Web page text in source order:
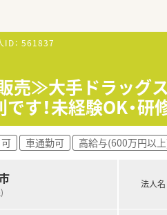
： 561837
販売≫大手ドラッ
です！未経験OK・
車通勤可 高給与(600万円以
法人名